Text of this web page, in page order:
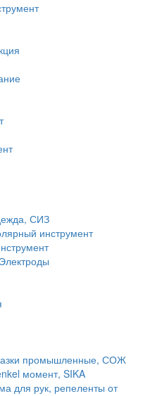
СИЗ
инструмент
промышленные, СОЖ
момент, SIKA
для рук, репеленты от